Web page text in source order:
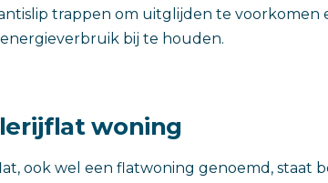
trappen om uitglijden te voorkomen
bij te houden.
woning
ook wel een flatwoning genoemd, staat